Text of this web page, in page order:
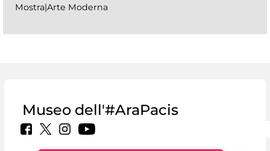
Mostra|Arte Moderna
Museo dell'#AraPacis